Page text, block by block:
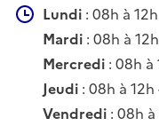
Lundi : 08h à
Mardi : 08h à
Mercredi : 08h à
Jeudi : 08h à 12h
Vendredi : 08h à